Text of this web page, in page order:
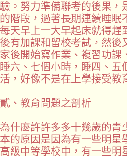
驗。努力準備聯考的後果，
的階段，過著長期連續睡眠
每天早上一大早起床就得趕
後有加課和留校考試，然後
家後開始寫作業、複習功課
睡六、七個小時，睡四、五
活，好像不是在上學接受教
貳、教育問題之剖析
為什麼許許多多十幾歲的青
本的原因是因為有一些明星
高級中等學校中，有一些明